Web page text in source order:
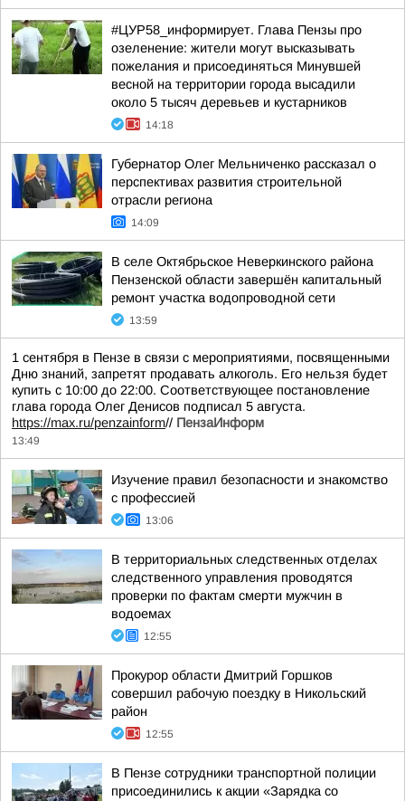
#ЦУР58_информирует. Глава Пензы про
озеленение: жители могут высказывать
пожелания и присоединяться Минувшей
весной на территории города высадили
около 5 тысяч деревьев и кустарников
14:18
Губернатор Олег Мельниченко рассказал о
перспективах развития строительной
отрасли региона
14:09
В селе Октябрьское Неверкинского района
Пензенской области завершён капитальный
ремонт участка водопроводной сети
13:59
1 сентября в Пензе в связи с мероприятиями, посвященными
Дню знаний, запретят продавать алкоголь. Его нельзя будет
купить с 10:00 до 22:00. Соответствующее постановление
глава города Олег Денисов подписал 5 августа.
https://max.ru/penzainform// ПензаИнформ
13:49
Изучение правил безопасности и знакомство
с профессией
13:06
В территориальных следственных отделах
следственного управления проводятся
проверки по фактам смерти мужчин в
водоемах
12:55
Прокурор области Дмитрий Горшков
совершил рабочую поездку в Никольский
район
12:55
В Пензе сотрудники транспортной полиции
присоединились к акции «Зарядка со